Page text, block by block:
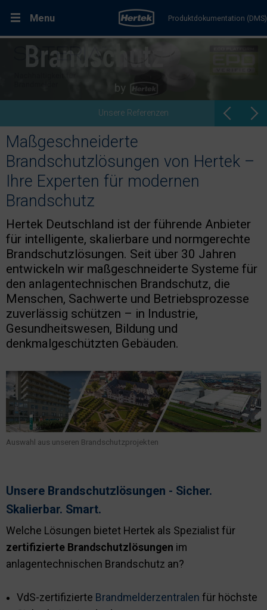
Menu
Lösungen
Support & Kontakt
Fachportal Brandschutz
Karriere bei Hertek
Nachhaltigkeit
Produktdokumentation (DMS)
Maßgeschneiderte
Brandschutzlösungen von Hertek –
Ihre Experten für modernen
Brandschutz
Hertek Deutschland ist der führende Anbieter
für intelligente, skalierbare und normgerechte
Brandschutzlösungen. Seit über 30 Jahren
entwickeln wir maßgeschneiderte Systeme für
den anlagentechnischen Brandschutz, die
Menschen, Sachwerte und Betriebsprozesse
zuverlässig schützen – in Industrie,
Gesundheitswesen, Bildung und
denkmalgeschützten Gebäuden.
Auswahl aus unseren Brandschutzprojekten
Unsere Brandschutzlösungen - Sicher.
Skalierbar. Smart.
Welche Lösungen bietet Hertek als Spezialist für
zertifizierte Brandschutzlösungen im
anlagentechnischen Brandschutz an?
VdS-zertifizierte Brandmelderzentralen für höchste